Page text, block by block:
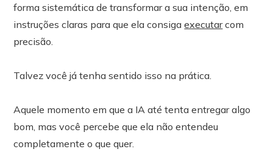
forma sistemática de transformar a sua intenção, em
instruções claras para que ela consigaexecutarcom
precisão.
Talvez você já tenha sentido isso na prática.
Aquele momento em que a IA até tenta entregar algo
bom, mas você percebe que ela não entendeu
completamente o que quer.